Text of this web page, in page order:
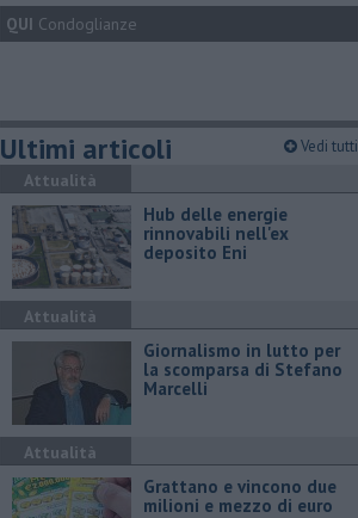
QUI Condoglianze
Ultimi articoli Vedi tutti
Attualità
Hub delle energie
rinnovabili nell'ex
deposito Eni
Attualità
Giornalismo in lutto per
la scomparsa di Stefano
Marcelli
Attualità
Grattano e vincono due
milioni e mezzo di euro